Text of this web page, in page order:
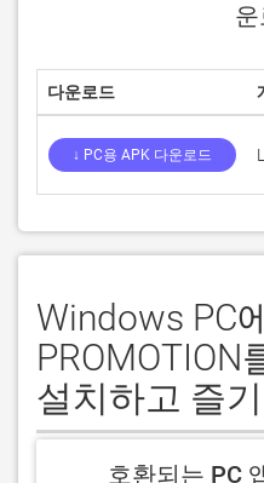
다운로드
↓ PC용 APK 다운로드
Windows PC
PROMOTION
설치하고 즐
호환되는 PC